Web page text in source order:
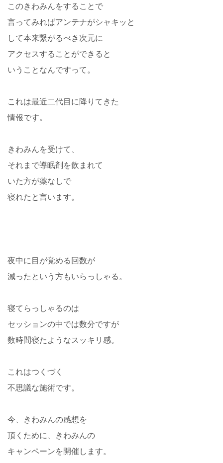
このきわみんをすることで
言ってみればアンテナがシャキッと
して本来繋がるべき次元に
アクセスすることができると
いうことなんですって。
これは最近二代目に降りてきた
情報です。
きわみんを受けて、
それまで導眠剤を飲まれて
いた方が薬なしで
寝れたと言います。
夜中に目が覚める回数が
減ったという方もいらっしゃる。
寝てらっしゃるのは
セッションの中では数分ですが
数時間寝たようなスッキリ感。
これはつくづく
不思議な施術です。
今、きわみんの感想を
頂くために、きわみんの
キャンペーンを開催します。